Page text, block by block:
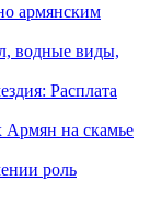
армянским
водные виды,
Расплата
Армян на скамье
роль